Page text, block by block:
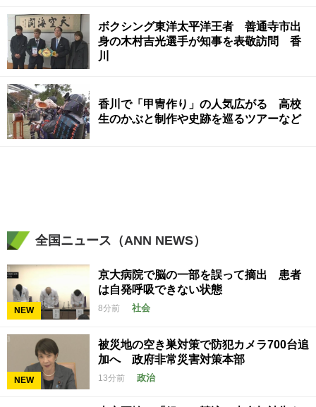
ボクシング東洋太平洋王者 善通寺市出
身の木村吉光選手が知事を表敬訪問 香
川
香川で「甲冑作り」の人気広がる 高校
生のかぶと制作や史跡を巡るツアーなど
全国ニュース（ANN NEWS）
NEW
京大病院で脳の一部を誤って摘出 患者
は自発呼吸できない状態
8分前 社会
NEW
被災地の空き巣対策で防犯カメラ700台追
加へ 政府非常災害対策本部
13分前 政治